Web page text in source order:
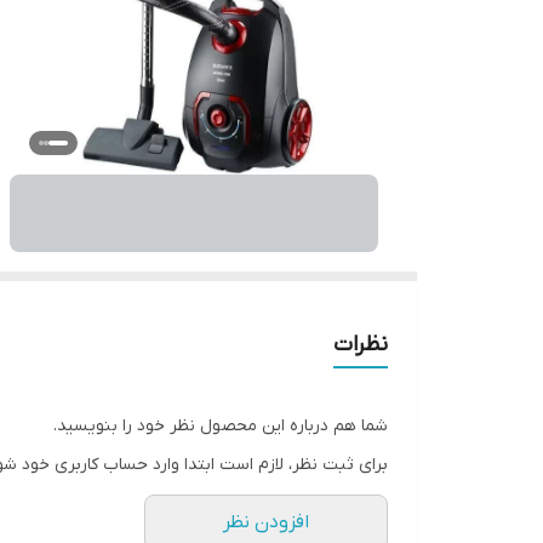
نظرات
شما هم درباره این محصول نظر خود را بنویسید.
برای ثبت نظر، لازم است ابتدا وارد حساب کاربری خود
افزودن نظر